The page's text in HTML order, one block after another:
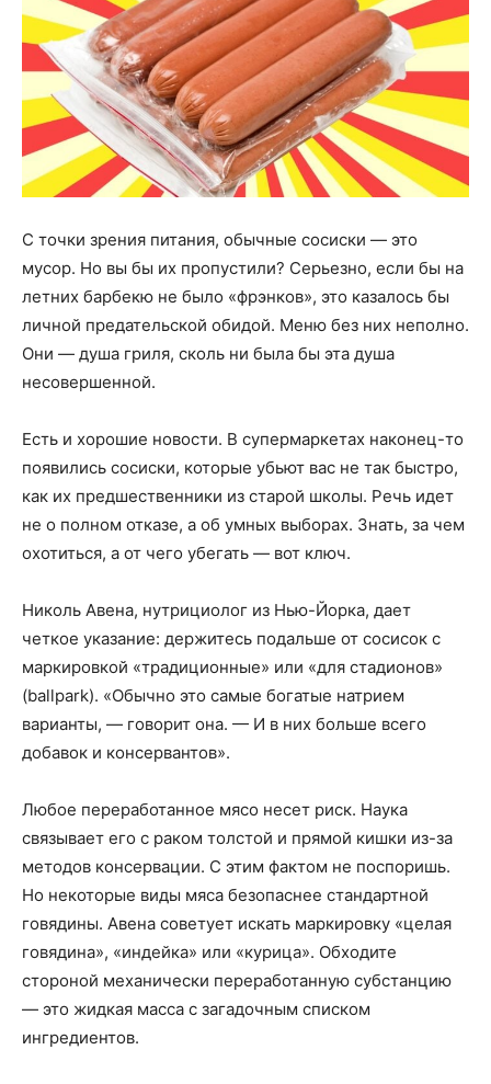
С точки зрения питания, обычные сосиски — это
мусор. Но вы бы их пропустили? Серьезно, если бы на
летних барбекю не было «фрэнков», это казалось бы
личной предательской обидой. Меню без них неполно.
Они — душа гриля, сколь ни была бы эта душа
несовершенной.
Есть и хорошие новости. В супермаркетах наконец-то
появились сосиски, которые убьют вас не так быстро,
как их предшественники из старой школы. Речь идет
не о полном отказе, а об умных выборах. Знать, за чем
охотиться, а от чего убегать — вот ключ.
Николь Авена, нутрициолог из Нью-Йорка, дает
четкое указание: держитесь подальше от сосисок с
маркировкой «традиционные» или «для стадионов»
(ballpark). «Обычно это самые богатые натрием
варианты, — говорит она. — И в них больше всего
добавок и консервантов».
Любое переработанное мясо несет риск. Наука
связывает его с раком толстой и прямой кишки из-за
методов консервации. С этим фактом не поспоришь.
Но некоторые виды мяса безопаснее стандартной
говядины. Авена советует искать маркировку «целая
говядина», «индейка» или «курица». Обходите
стороной механически переработанную субстанцию
— это жидкая масса с загадочным списком
ингредиентов.